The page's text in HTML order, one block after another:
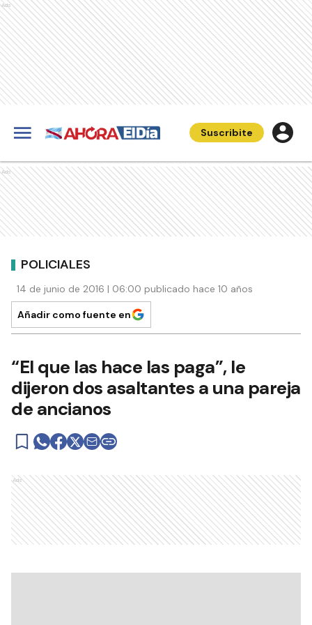
Ads
Suscribite
Ads
POLICIALES
14 de junio de 2016 | 06:00 publicado hace 10 años
Añadir como fuente en
“El que las hace las paga”, le
dijeron dos asaltantes a una pareja
de ancianos
Ads